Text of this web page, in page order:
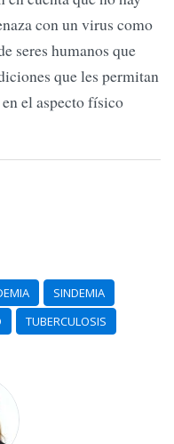
con un virus como
seres humanos que
que les permitan
el aspecto físico
SINDEMIA
TUBERCULOSIS